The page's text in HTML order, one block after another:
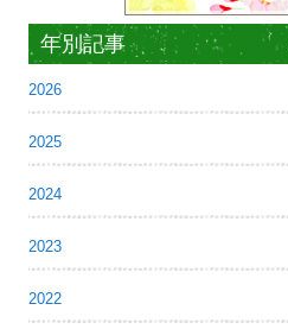
年別記事
2026
2025
2024
2023
2022